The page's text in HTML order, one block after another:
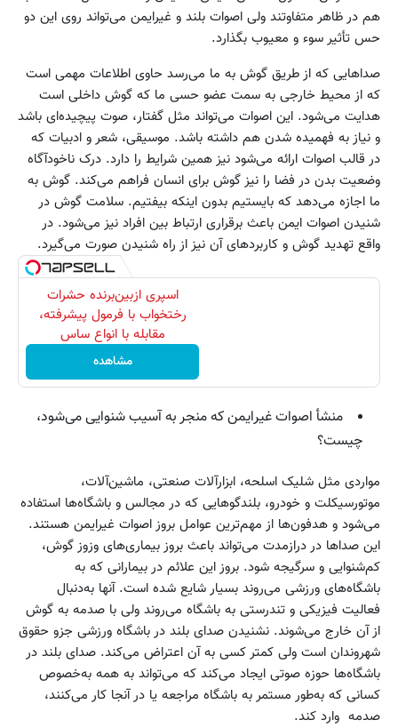
هم در ظاهر متفاوتند ولی اصوات بلند و غیرایمن می‌تواند روی این دو
حس تأثیر سوء و معیوب بگذارد.
صداهایی که از طریق گوش به ما می‌رسد حاوی اطلاعات مهمی است
که از محیط خارجی به سمت عضو حسی ما که گوش داخلی است
هدایت می‌شود. این اصوات می‌تواند مثل گفتار، صوت پیچیده‌ای باشد
و نیاز به فهمیده شدن هم داشته باشد. موسیقی، شعر و ادبیات که
در قالب اصوات ارائه می‌شود نیز همین شرایط را دارد. درک ناخودآگاه
وضعیت بدن در فضا را نیز گوش برای انسان فراهم می‌کند. گوش به
ما اجازه می‌دهد که بایستیم بدون اینکه بیفتیم. سلامت گوش در
شنیدن اصوات ایمن باعث برقراری ارتباط بین افراد نیز می‌شود. در
واقع تهدید گوش و کاربردهای آن نیز از راه شنیدن صورت می‌گیرد.
اسپری ازبین‌برنده حشرات
رختخواب با فرمول پیشرفته،
مقابله با انواع ساس
مشاهده
منشأ اصوات غیرایمن که منجر به آسیب شنوایی می‌شود،
چیست؟
مواردی مثل شلیک اسلحه، ابزارآلات صنعتی، ماشین‌آلات،
موتورسیکلت و خودرو، بلندگوهایی که در مجالس و باشگاه‌ها استفاده
می‌شود و هدفون‌ها از مهم‌ترین عوامل بروز اصوات غیرایمن هستند.
این صداها در درازمدت می‌تواند باعث بروز بیماری‌های وزوز گوش،
کم‌شنوایی و سرگیجه ‌شود. بروز این علائم در بیمارانی که به
باشگاه‌های ورزشی می‌روند بسیار شایع شده است. آنها به‌دنبال
فعالیت فیزیکی و تندرستی به باشگاه می‌روند ولی با صدمه به گوش
از آن خارج می‌شوند. نشنیدن صدای بلند در باشگاه ورزشی جزو حقوق
شهروندان است ولی کمتر کسی به آن اعتراض می‌کند. صدای بلند در
باشگاه‌ها حوزه صوتی ایجاد می‌کند که می‌تواند به همه به‌خصوص
کسانی که به‌طور مستمر به باشگاه مراجعه یا در آنجا کار می‌کنند،
صدمه وارد کند.